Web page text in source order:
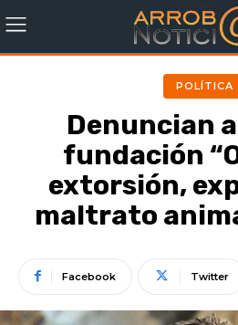
POLÍTICA
Denuncian
fundación
extorsión,
maltrato
Facebook Twitter